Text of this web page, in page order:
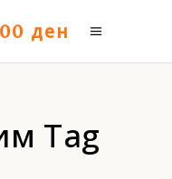
ден
Tag